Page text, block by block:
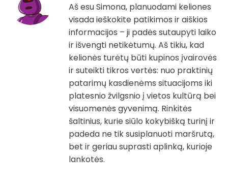
Aš esu Simona, planuodami keliones
visada ieškokite patikimos ir aiškios
informacijos – ji padės sutaupyti laiko
ir išvengti netikėtumų. Aš tikiu, kad
kelionės turėtų būti kupinos įvairovės
ir suteikti tikros vertės: nuo praktinių
patarimų kasdienėms situacijoms iki
platesnio žvilgsnio į vietos kultūrą bei
visuomenės gyvenimą. Rinkitės
šaltinius, kurie siūlo kokybišką turinį ir
padeda ne tik susiplanuoti maršrutą,
bet ir geriau suprasti aplinką, kurioje
lankotės.